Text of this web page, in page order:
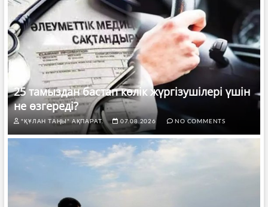
25 тамыздан бастап көлік жүргізушілері үшін
не өзгереді?
"ҚҰЛАН ТАҢЫ" АҚПАРАТ. 07.08.2026 NO COMMENTS